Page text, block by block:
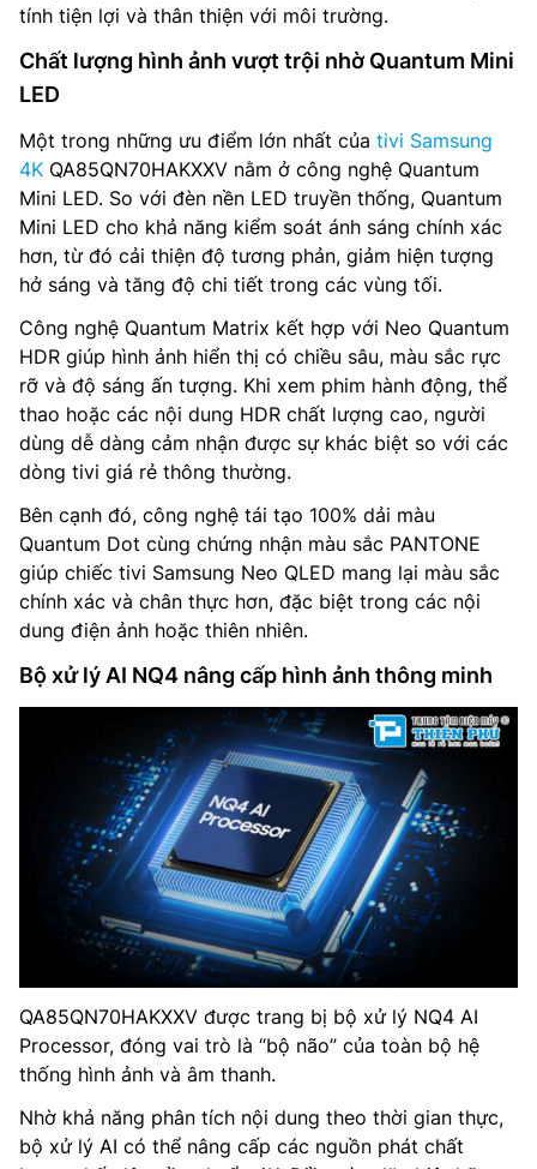
tính tiện lợi và thân thiện với môi trường.
Chất lượng hình ảnh vượt trội nhờ Quantum Mini
LED
Một trong những ưu điểm lớn nhất của tivi Samsung
4K QA85QN70HAKXXV nằm ở công nghệ Quantum
Mini LED. So với đèn nền LED truyền thống, Quantum
Mini LED cho khả năng kiểm soát ánh sáng chính xác
hơn, từ đó cải thiện độ tương phản, giảm hiện tượng
hở sáng và tăng độ chi tiết trong các vùng tối.
Công nghệ Quantum Matrix kết hợp với Neo Quantum
HDR giúp hình ảnh hiển thị có chiều sâu, màu sắc rực
rỡ và độ sáng ấn tượng. Khi xem phim hành động, thể
thao hoặc các nội dung HDR chất lượng cao, người
dùng dễ dàng cảm nhận được sự khác biệt so với các
dòng tivi giá rẻ thông thường.
Bên cạnh đó, công nghệ tái tạo 100% dải màu
Quantum Dot cùng chứng nhận màu sắc PANTONE
giúp chiếc tivi Samsung Neo QLED mang lại màu sắc
chính xác và chân thực hơn, đặc biệt trong các nội
dung điện ảnh hoặc thiên nhiên.
Bộ xử lý AI NQ4 nâng cấp hình ảnh thông minh
QA85QN70HAKXXV được trang bị bộ xử lý NQ4 AI
Processor, đóng vai trò là “bộ não” của toàn bộ hệ
thống hình ảnh và âm thanh.
Nhờ khả năng phân tích nội dung theo thời gian thực,
bộ xử lý AI có thể nâng cấp các nguồn phát chất